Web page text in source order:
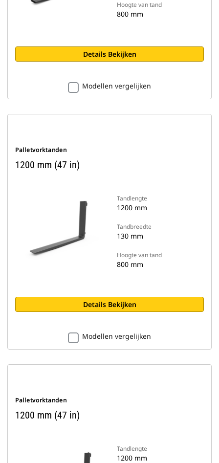
Hoogte van tand
800 mm
Details Bekijken
Modellen vergelijken
Palletvorktanden
1200 mm (47 in)
Tandlengte
1200 mm
Tandbreedte
130 mm
Hoogte van tand
800 mm
Details Bekijken
Modellen vergelijken
Palletvorktanden
1200 mm (47 in)
Tandlengte
1200 mm